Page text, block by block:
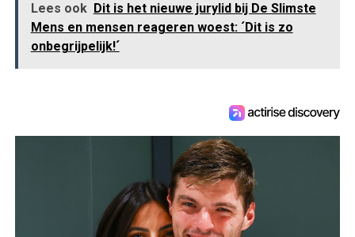
Lees ook Dit is het nieuwe jurylid bij De Slimste
Mens en mensen reageren woest: ´Dit is zo
onbegrijpelijk!´